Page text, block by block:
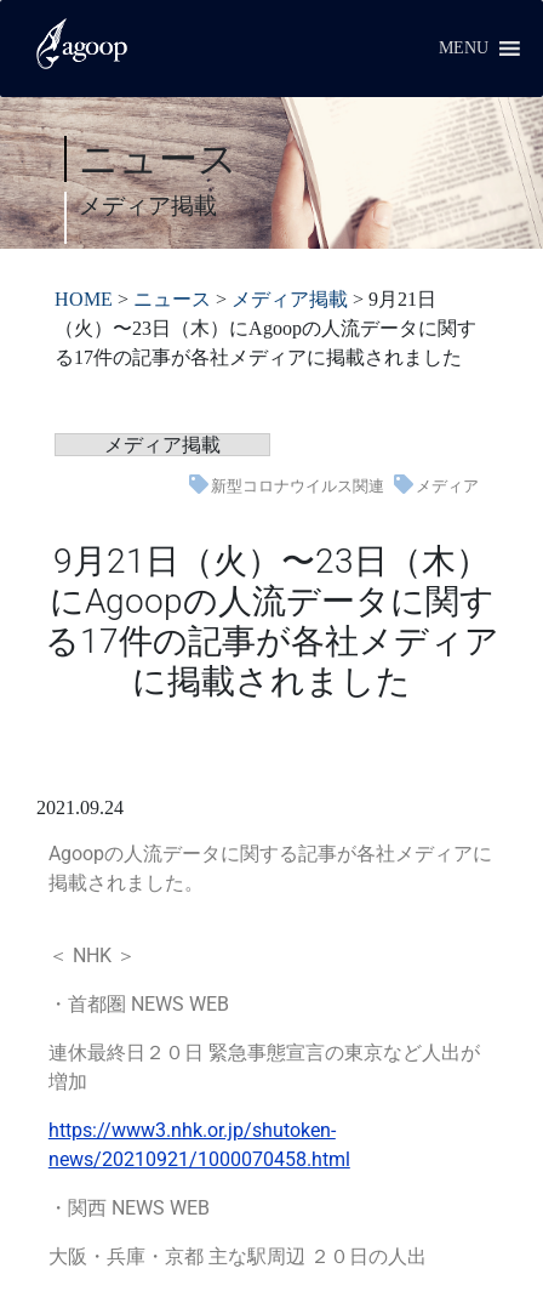
MENU
ニュース
メディア掲載
HOME > ニュース > メディア掲載> 9月21日
（火）〜23日（木）にAgoopの人流データに関す
る17件の記事が各社メディアに掲載されました
メディア掲載
新型コロナウイルス関連 メディア
9月21日（火）〜23日（木）
にAgoopの人流データに関す
る17件の記事が各社メディア
に掲載されました
2021.09.24
Agoopの人流データに関する記事が各社メディアに
掲載されました。
＜ NHK ＞
・首都圏 NEWS WEB
連休最終日２０日 緊急事態宣言の東京など人出が
増加
https://www3.nhk.or.jp/shutoken-
news/20210921/1000070458.html
・関西 NEWS WEB
大阪・兵庫・京都 主な駅周辺 ２０日の人出